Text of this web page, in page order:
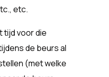
etc.
tijd voor die
de beurs al
(met welke